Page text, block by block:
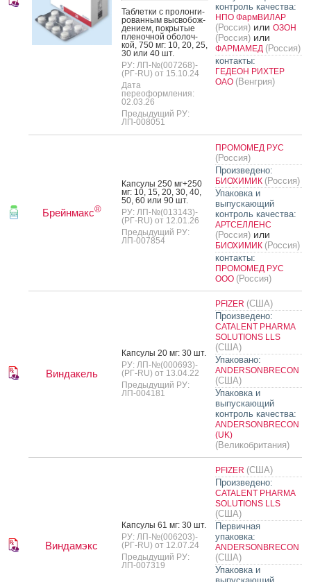
Таб­летки с про­лон­ги­
рован­ным выс­во­бож­
де­ни­ем, пок­ры­тые
пле­ноч­ной обо­лоч­
кой, 750 мг: 10, 20, 25,
30 или 40 шт.
РУ: ЛП-№(007268)-
(РГ-RU) от 15.10.24
Дата
переоформления:
02.03.26
Предыдущий РУ:
ЛП-008051
контроль качества:
НПО ФармВИЛАР
(Россия) или ОЗОН
(Россия) или
ФАРМАМЕД (Россия)
контакты:
ГЕДЕОН РИХТЕР
ОАО (Венгрия)
Брейнмакс®
Кап­су­лы 250 мг+250
мг: 10, 15, 20, 30, 40,
50, 60 или 90 шт.
РУ: ЛП-№(013143)-
(РГ-RU) от 12.01.26
Предыдущий РУ:
ЛП-007854
ПРОМОМЕД РУС
(Россия)
Произведено:
БИОХИМИК (Россия)
Упаковка и
выпускающий
контроль качества:
АРТСЕЛЛЕНС
(Россия) или
БИОХИМИК (Россия)
контакты:
ПРОМОМЕД РУС
ООО (Россия)
Виндакель
Кап­су­лы 20 мг: 30 шт.
РУ: ЛП-№(000693)-
(РГ-RU) от 13.04.22
Предыдущий РУ:
ЛП-004181
PFIZER (США)
Произведено:
CATALENT PHARMA
SOLUTIONS LLS
(США)
Упаковано:
ANDERSONBRECON
(США)
Упаковка и
выпускающий
контроль качества:
ANDERSONBRECON
(UK)
(Великобритания)
Виндамэкс
Кап­су­лы 61 мг: 30 шт.
РУ: ЛП-№(006203)-
(РГ-RU) от 12.07.24
Предыдущий РУ:
ЛП-007319
PFIZER (США)
Произведено:
CATALENT PHARMA
SOLUTIONS LLS
(США)
Первичная
упаковка:
ANDERSONBRECON
(США)
Упаковка и